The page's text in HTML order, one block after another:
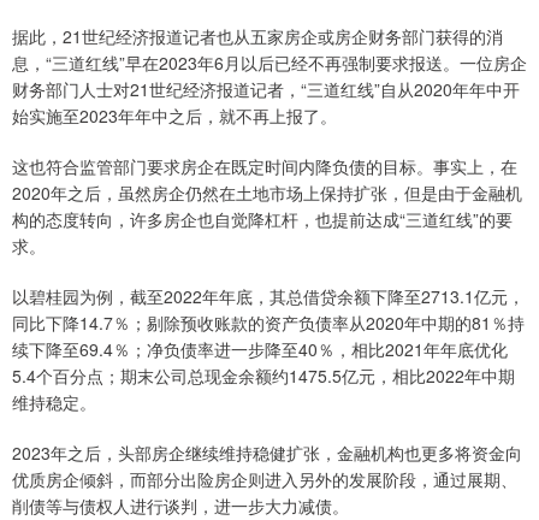
据此，21世纪经济报道记者也从五家房企或房企财务部门获得的消
息，“三道红线”早在2023年6月以后已经不再强制要求报送。一位房企
财务部门人士对21世纪经济报道记者，“三道红线”自从2020年年中开
始实施至2023年年中之后，就不再上报了。
这也符合监管部门要求房企在既定时间内降负债的目标。事实上，在
2020年之后，虽然房企仍然在土地市场上保持扩张，但是由于金融机
构的态度转向，许多房企也自觉降杠杆，也提前达成“三道红线”的要
求。
以碧桂园为例，截至2022年年底，其总借贷余额下降至2713.1亿元，
同比下降14.7％；剔除预收账款的资产负债率从2020年中期的81％持
续下降至69.4％；净负债率进一步降至40％，相比2021年年底优化
5.4个百分点；期末公司总现金余额约1475.5亿元，相比2022年中期
维持稳定。
2023年之后，头部房企继续维持稳健扩张，金融机构也更多将资金向
优质房企倾斜，而部分出险房企则进入另外的发展阶段，通过展期、
削债等与债权人进行谈判，进一步大力减债。